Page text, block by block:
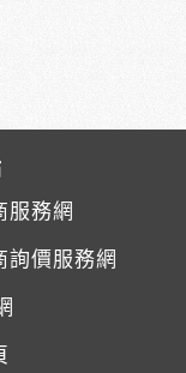
服務網
詢價服務網